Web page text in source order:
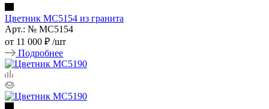
Цветник МС5154 из гранита
Арт.: № МС5154
от 11 000 ₽ /шт
Подробнее